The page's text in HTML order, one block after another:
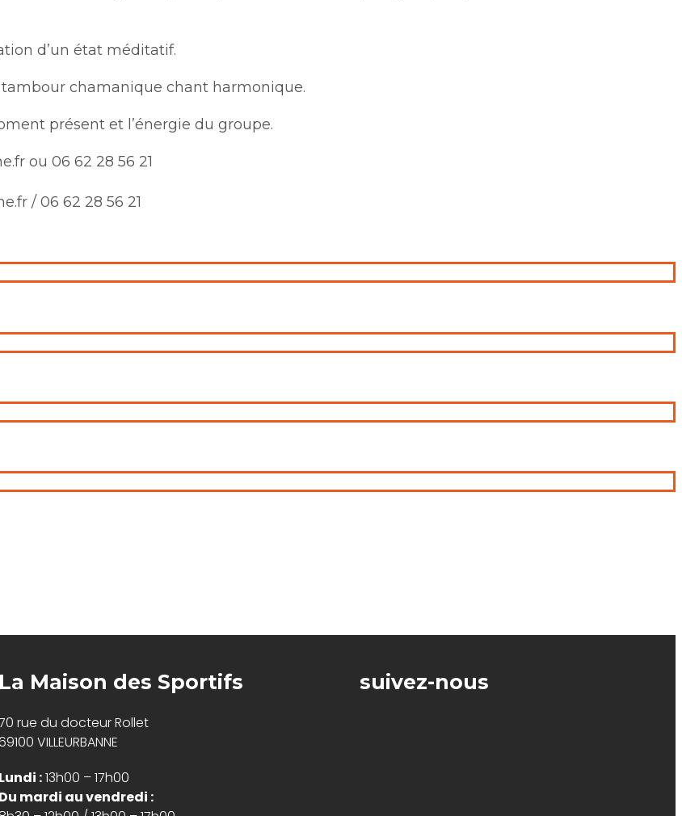
d’un état méditatif.
chamanique chant harmonique.
présent et l’énergie du groupe.
ou 06 62 28 56 21
/ 06 62 28 56 21
La Maison des Sportifs
rue du docteur Rollet
VILLEURBANNE
Lundi :13h00 – 17h00
Du mardi au vendredi :
suivez-nous